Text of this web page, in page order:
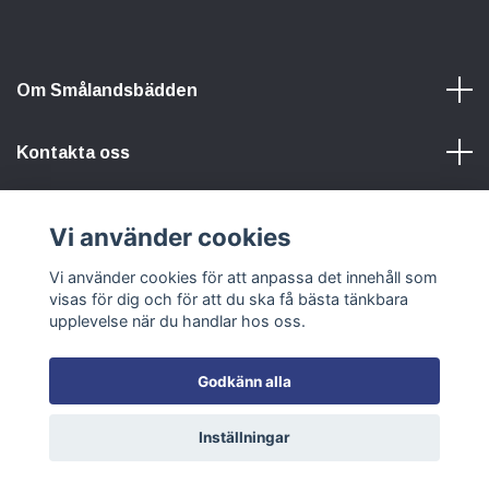
Om Smålandsbädden
Kontakta oss
Sociala medier
© 2026 Smålandsbädden
Vi använder cookies
Vi använder cookies för att anpassa det innehåll som
visas för dig och för att du ska få bästa tänkbara
upplevelse när du handlar hos oss.
Godkänn alla
Inställningar